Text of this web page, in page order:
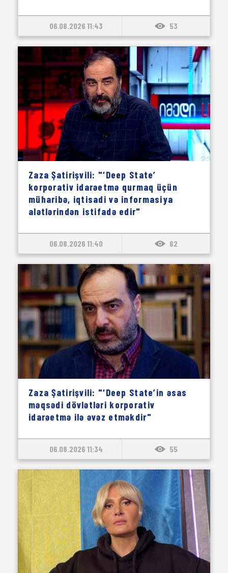
06.08.2026 11:43 53
Zaza Şatirişvili: "‘Deep State’
korporativ idarəetmə qurmaq üçün
müharibə, iqtisadi və informasiya
alətlərindən istifadə edir"
06.08.2026 11:40 62
Zaza Şatirişvili: "‘Deep State’in əsas
məqsədi dövlətləri korporativ
idarəetmə ilə əvəz etməkdir"
06.08.2026 11:34 55